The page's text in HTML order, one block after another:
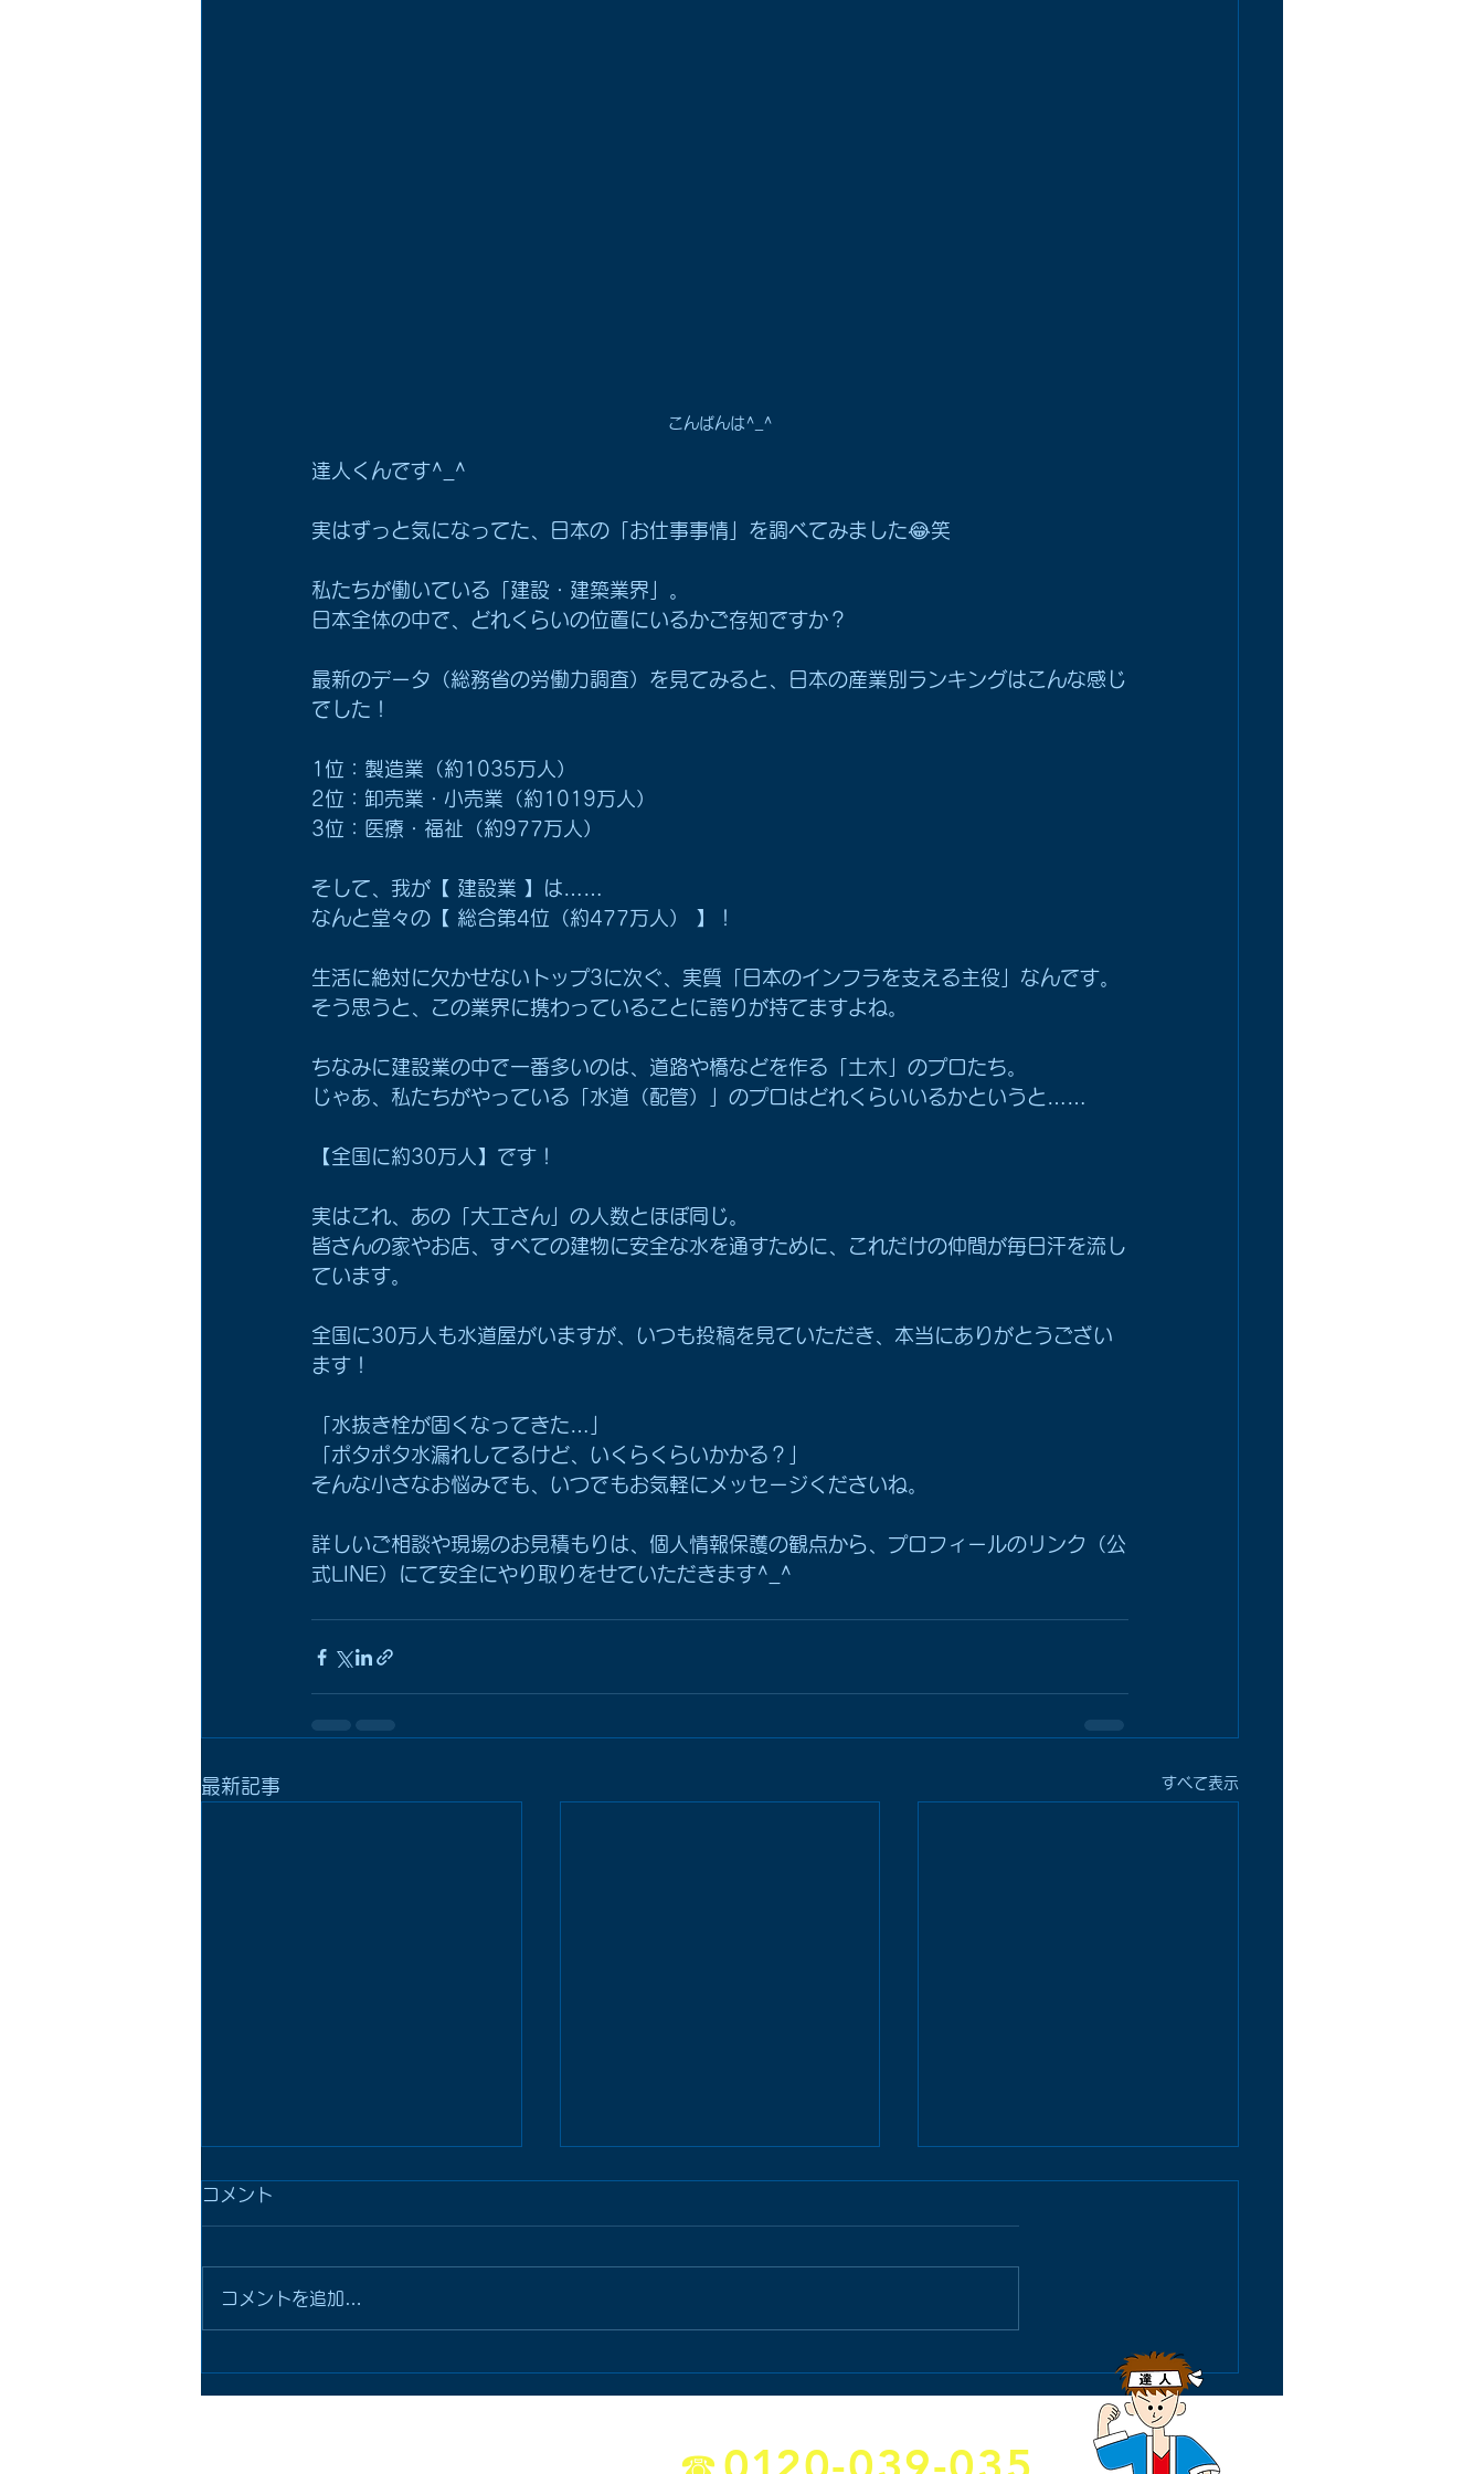
こんばんは^_^
達人くんです^_^
実はずっと気になってた、日本の「お仕事事情」を調べてみました😂笑
私たちが働いている「建設・建築業界」。
日本全体の中で、どれくらいの位置にいるかご存知ですか？
最新のデータ（総務省の労働力調査）を見てみると、日本の産業別ランキングはこんな感じ
でした！
1位：製造業（約1035万人）
2位：卸売業・小売業（約1019万人）
3位：医療・福祉（約977万人）
そして、我が【 建設業 】は……
なんと堂々の【 総合第4位（約477万人） 】！
生活に絶対に欠かせないトップ3に次ぐ、実質「日本のインフラを支える主役」なんです。
そう思うと、この業界に携わっていることに誇りが持てますよね。
ちなみに建設業の中で一番多いのは、道路や橋などを作る「土木」のプロたち。
じゃあ、私たちがやっている「水道（配管）」のプロはどれくらいいるかというと……
【全国に約30万人】です！
実はこれ、あの「大工さん」の人数とほぼ同じ。
皆さんの家やお店、すべての建物に安全な水を通すために、これだけの仲間が毎日汗を流し
ています。
全国に30万人も水道屋がいますが、いつも投稿を見ていただき、本当にありがとうござい
ます！
「水抜き栓が固くなってきた…」
「ポタポタ水漏れしてるけど、いくらくらいかかる？」
そんな小さなお悩みでも、いつでもお気軽にメッセージくださいね。
詳しいご相談や現場のお見積もりは、個人情報保護の観点から、プロフィールのリンク（公
式LINE）にて安全にやり取りをせていただきます^_^
最新記事 すべて表示
シャワーホース取替、銅管漏
水抜き栓取替工事しました〜
シャワー混合栓取替のリポー
コメント
コメントを追加…